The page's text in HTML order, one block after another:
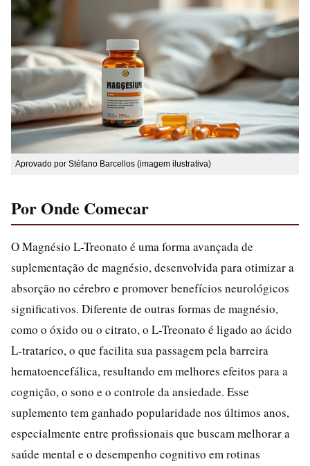
Aprovado por Stéfano Barcellos (imagem ilustrativa)
Por Onde Comecar
O Magnésio L-Treonato é uma forma avançada de
suplementação de magnésio, desenvolvida para otimizar a
absorção no cérebro e promover benefícios neurológicos
significativos. Diferente de outras formas de magnésio,
como o óxido ou o citrato, o L-Treonato é ligado ao ácido
L-tratarico, o que facilita sua passagem pela barreira
hematoencefálica, resultando em melhores efeitos para a
cognição, o sono e o controle da ansiedade. Esse
suplemento tem ganhado popularidade nos últimos anos,
especialmente entre profissionais que buscam melhorar a
saúde mental e o desempenho cognitivo em rotinas